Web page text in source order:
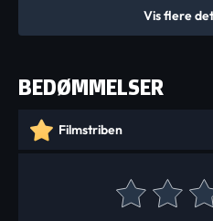
Vis flere
BEDØMMELSER
Filmstriben